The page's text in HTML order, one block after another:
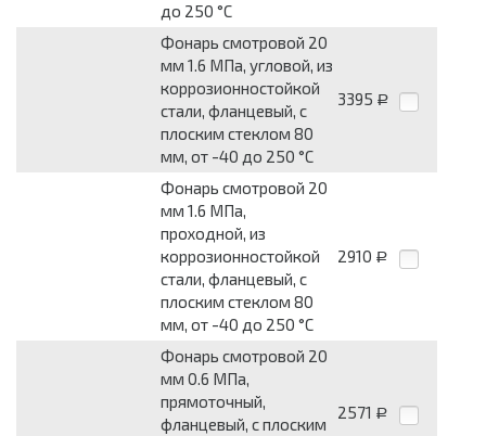
до 250 °С
Фонарь смотровой 20
мм 1.6 МПа, угловой, из
коррозионностойкой
стали, фланцевый, с
плоским стеклом 80
мм, от -40 до 250 °С
3395 Р
Фонарь смотровой 20
мм 1.6 МПа,
проходной, из
коррозионностойкой
стали, фланцевый, с
плоским стеклом 80
мм, от -40 до 250 °С
2910 Р
Фонарь смотровой 20
мм 0.6 МПа,
прямоточный,
фланцевый, с плоским
2571 Р